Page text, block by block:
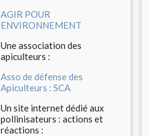
AGIR POUR
ENVIRONNEMENT
Une association des
apiculteurs :
Asso de défense des
Apiculteurs : SCA
Un site internet dédié aux
pollinisateurs : actions et
réactions :